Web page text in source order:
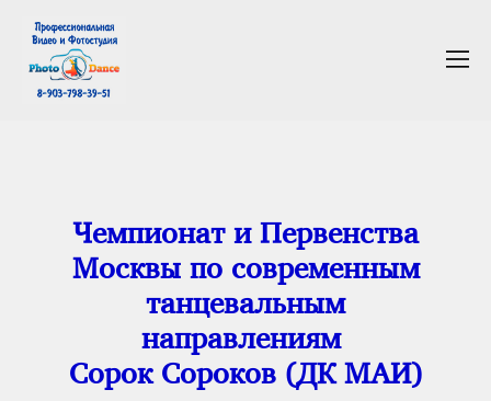
Чемпионат и Первенства
Москвы по современным
танцевальным
направлениям
Сорок Сороков (ДК МАИ)